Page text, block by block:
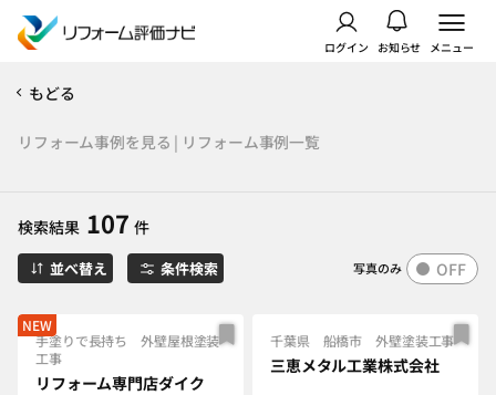
ログイン お知らせ メニュー
もどる
リフォーム事例を見る | リフォーム事例一覧
検索結果 107 件
並べ替え 条件検索 写真のみ OFF
NEW
手塗りで長持ち 外壁屋根塗装
工事
リフォーム専門店ダイク
千葉県 船橋市 外壁塗装工事
三恵メタル工業株式会社